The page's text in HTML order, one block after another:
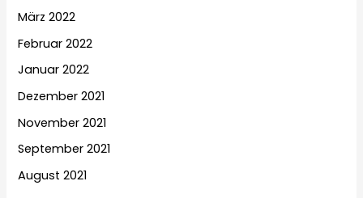
März 2022
Februar 2022
Januar 2022
Dezember 2021
November 2021
September 2021
August 2021